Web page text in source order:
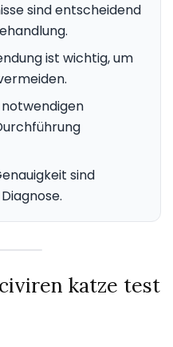
sind entscheidend
ist wichtig, um
sind
katze test